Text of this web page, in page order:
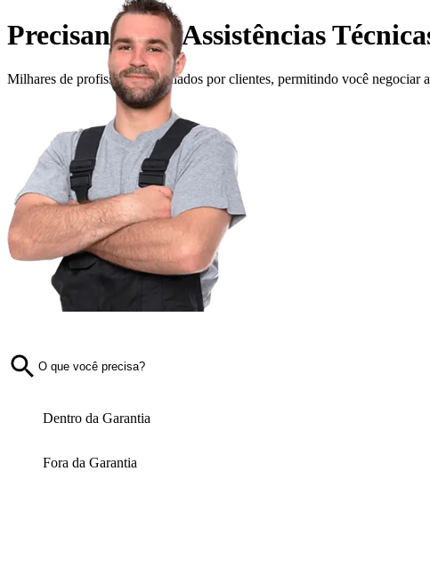
Precisando de Assistências
Milhares de profissionais avaliados por clientes, permitindo você negociar
Dentro da Garantia
Fora da Garantia